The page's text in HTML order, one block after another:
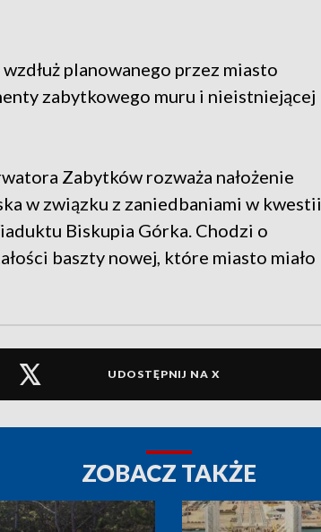
planowanego przez miasto
zabytkowego muru i nieistniejącej
Zabytków rozważa nałożenie
w związku z zaniedbaniami w kwestii
Biskupia Górka. Chodzi o
baszty nowej, które miasto miało
UDOSTĘPNIJ NA X
ZOBACZ TAKŻE